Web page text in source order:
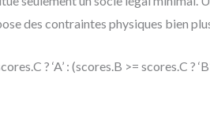
des contraintes physiques bien
? ‘A’ : (scores.B >= scores.C ?